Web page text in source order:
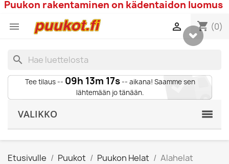
Puukon rakentaminen on kädentaidon luomus
 shopping_cart (0)

search
Tee tilaus -- 09h 13m 16s-- aikana! Saamme sen
lähtemään jo tänään.
VALIKKO
Etusivulle Puukot Puukon Helat Alahelat